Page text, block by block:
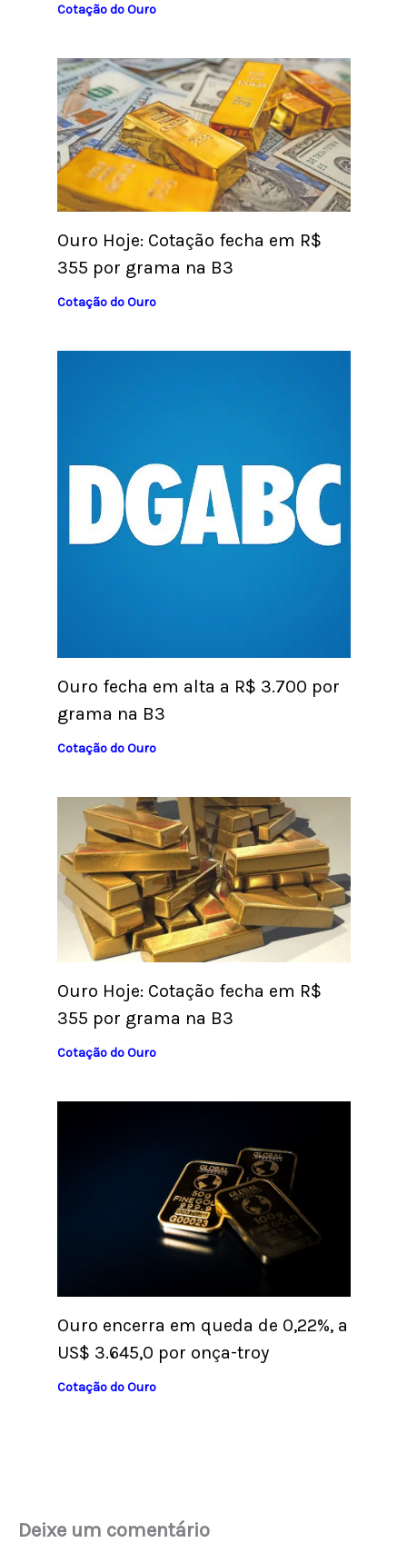
Cotação do Ouro
Ouro Hoje: Cotação fecha em R$
355 por grama na B3
Cotação do Ouro
Ouro fecha em alta a R$ 3.700 por
grama na B3
Cotação do Ouro
Ouro Hoje: Cotação fecha em R$
355 por grama na B3
Cotação do Ouro
Ouro encerra em queda de 0,22%, a
US$ 3.645,0 por onça-troy
Cotação do Ouro
Deixe um comentário